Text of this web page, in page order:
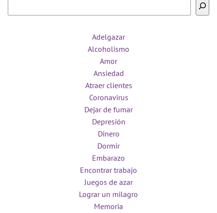
Adelgazar
Alcoholismo
Amor
Ansiedad
Atraer clientes
Coronavirus
Dejar de fumar
Depresión
Dinero
Dormir
Embarazo
Encontrar trabajo
Juegos de azar
Lograr un milagro
Memoria